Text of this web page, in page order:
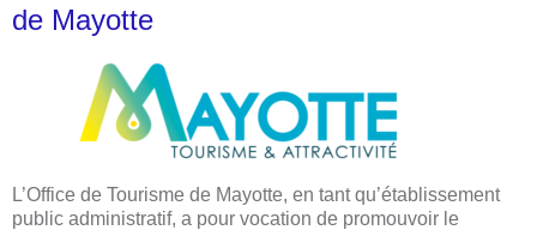
de Mayotte
L’Office de Tourisme de Mayotte, en tant qu’établissement
public administratif, a pour vocation de promouvoir le